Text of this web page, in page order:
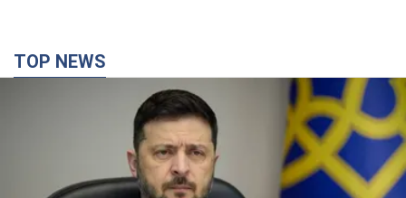
Украина будет уничтожать пусковые
установки российских баллистических ракет:
Зеленский провел заседание СНБО
Глава государства заявил, что установки будут атакованы